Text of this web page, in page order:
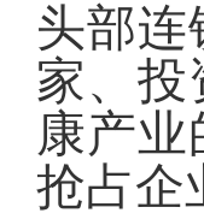
头部
家、
康产
抢占企